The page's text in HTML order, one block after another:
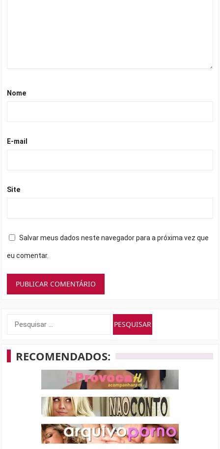
Nome
E-mail
Site
Salvar meus dados neste navegador para a próxima vez que
eu comentar.
Pesquisar
RECOMENDADOS: